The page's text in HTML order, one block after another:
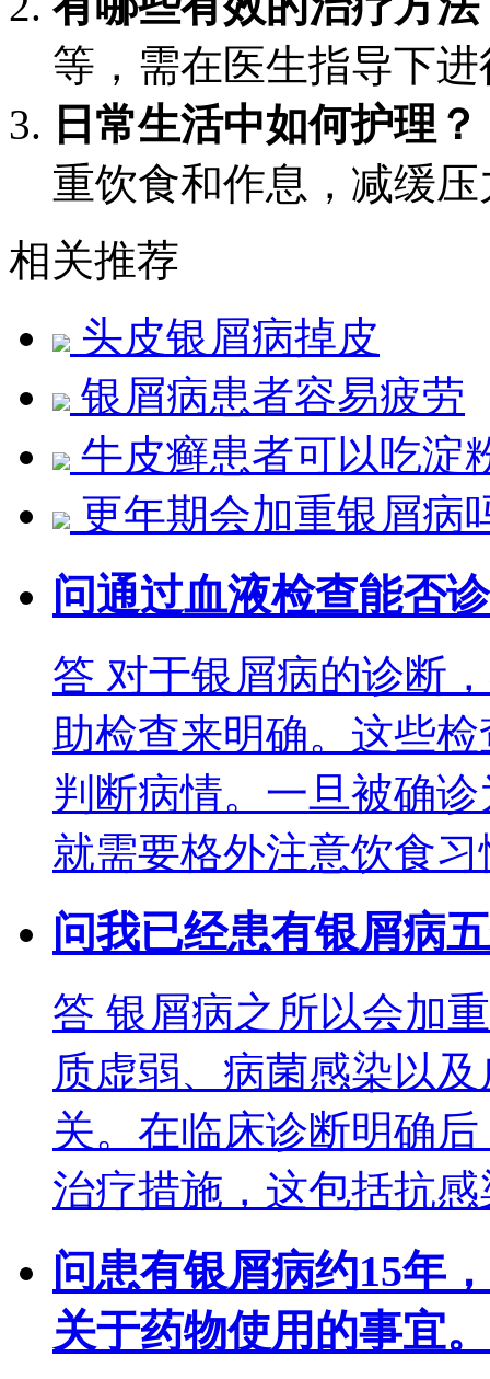
等，需在医生指导下进
日常生活中如何护理？
重饮食和作息，减缓压
相关推荐
头皮银屑病掉皮
银屑病患者容易疲劳
牛皮癣患者可以吃淀
更年期会加重银屑病
问通过血液检查能否
答 对于银屑病的诊断
助检查来明确。这些
判断病情。一旦被确
就需要格外注意饮食
问我已经患有银屑病
答 银屑病之所以会加
质虚弱、病菌感染以
关。在临床诊断明确
治疗措施，这包括抗
问患有银屑病约15年
关于药物使用的事宜。